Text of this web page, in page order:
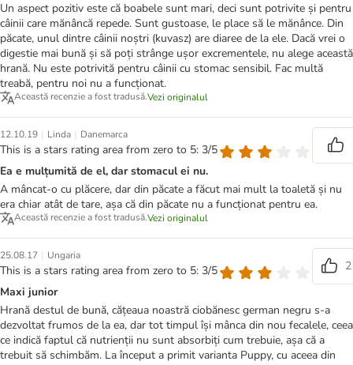
Un aspect pozitiv este că boabele sunt mari, deci sunt potrivite și pentru
câinii care mănâncă repede. Sunt gustoase, le place să le mănânce. Din
păcate, unul dintre câinii noștri (kuvasz) are diaree de la ele. Dacă vrei o
digestie mai bună și să poți strânge ușor excrementele, nu alege această
hrană. Nu este potrivită pentru câinii cu stomac sensibil. Fac multă
treabă, pentru noi nu a funcționat.
Această recenzie a fost tradusă.Vezi originalul
12.10.19 | Linda | Danemarca
This is a stars rating area from zero to 5: 3/5
Ea e mulțumită de el, dar stomacul ei nu.
A mâncat-o cu plăcere, dar din păcate a făcut mai mult la toaletă și nu
era chiar atât de tare, așa că din păcate nu a funcționat pentru ea.
Această recenzie a fost tradusă.Vezi originalul
25.08.17 | Ungaria
This is a stars rating area from zero to 5: 3/5
2
Maxi junior
Hrană destul de bună, cățeaua noastră ciobănesc german negru s-a
dezvoltat frumos de la ea, dar tot timpul își mânca din nou fecalele, ceea
ce indică faptul că nutrienții nu sunt absorbiți cum trebuie, așa că a
trebuit să schimbăm. La început a primit varianta Puppy, cu aceea din